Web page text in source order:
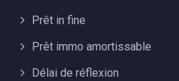
Prêt in fine
Prêt immo amortissable
Délai de réflexion